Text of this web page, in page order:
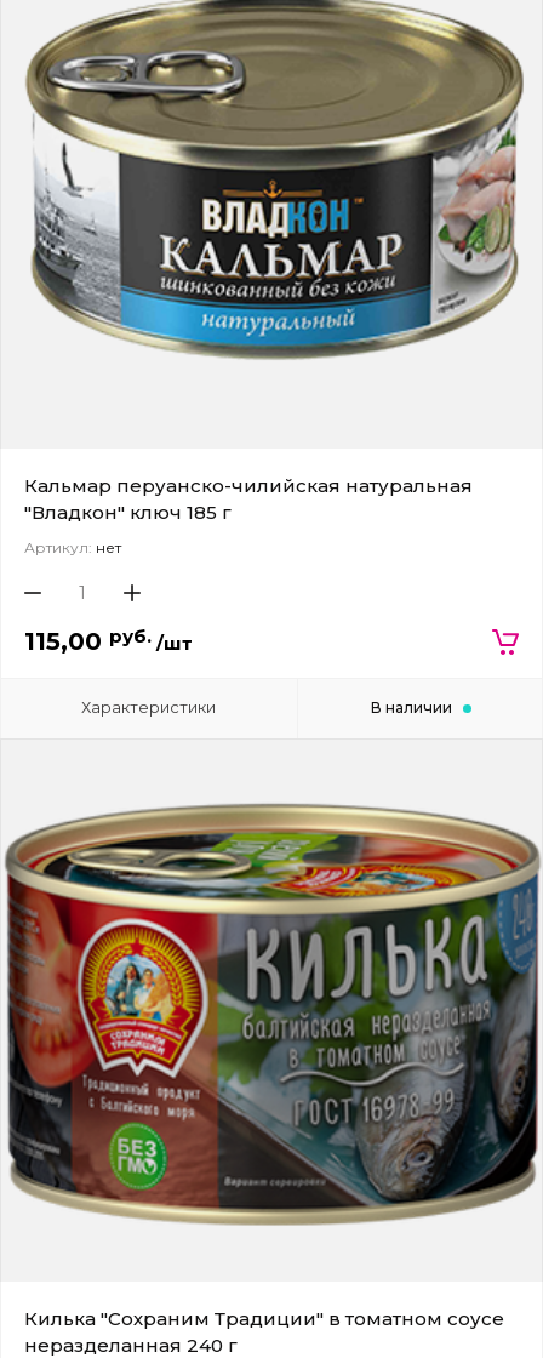
Кальмар перуанско-чилийская натуральная
"Владкон" ключ 185 г
Артикул: нет
115,00 руб. /шт
Характеристики В наличии
Килька "Сохраним Традиции" в томатном соусе
неразделанная 240 г